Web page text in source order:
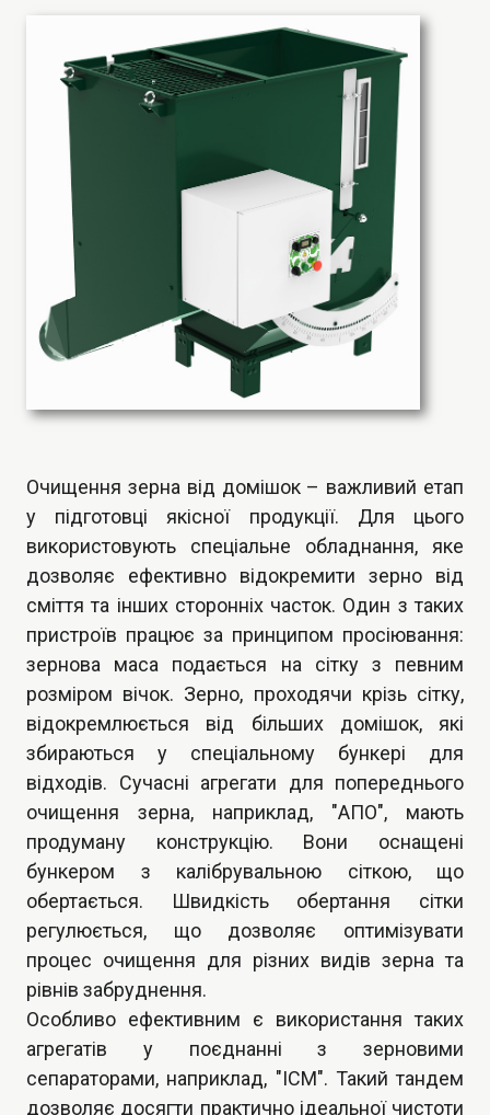
Очищення зерна від домішок – важливий етап
у підготовці якісної продукції. Для цього
використовують спеціальне обладнання, яке
дозволяє ефективно відокремити зерно від
сміття та інших сторонніх часток. Один з таких
пристроїв працює за принципом просіювання:
зернова маса подається на сітку з певним
розміром вічок. Зерно, проходячи крізь сітку,
відокремлюється від більших домішок, які
збираються у спеціальному бункері для
відходів. Сучасні агрегати для попереднього
очищення зерна, наприклад, "АПО", мають
продуману конструкцію. Вони оснащені
бункером з калібрувальною сіткою, що
обертається. Швидкість обертання сітки
регулюється, що дозволяє оптимізувати
процес очищення для різних видів зерна та
рівнів забруднення.
Особливо ефективним є використання таких
агрегатів у поєднанні з зерновими
сепараторами, наприклад, "ІСМ". Такий тандем
дозволяє досягти практично ідеальної чистоти